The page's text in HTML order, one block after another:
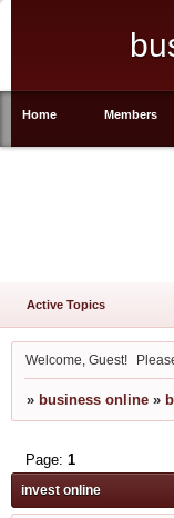
Home Members
Active Topics
Welcome, Guest!
» business online »
invest online
Page: 1